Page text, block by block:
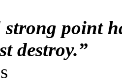
strong point
destroy.”